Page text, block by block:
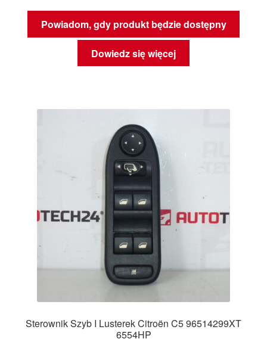
Powiadom, gdy produkt będzie dostępny
Dowiedz się więcej
Sterownik Szyb I Lusterek Citroën C5 96514299XT
6554HP